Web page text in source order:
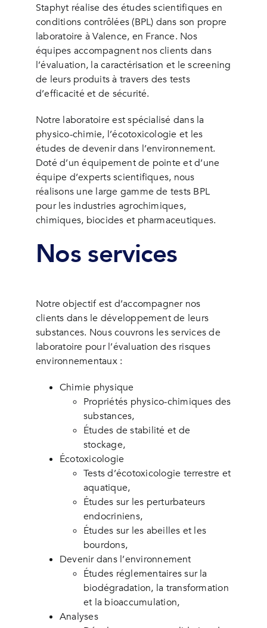
Staphyt réalise des études scientifiques en
conditions contrôlées (BPL) dans son propre
laboratoire à Valence, en France. Nos
équipes accompagnent nos clients dans
l’évaluation, la caractérisation et le screening
de leurs produits à travers des tests
d’efficacité et de sécurité.
Notre laboratoire est spécialisé dans la
physico-chimie, l’écotoxicologie et les
études de devenir dans l’environnement.
Doté d’un équipement de pointe et d’une
équipe d’experts scientifiques, nous
réalisons une large gamme de tests BPL
pour les industries agrochimiques,
chimiques, biocides et pharmaceutiques.
Nos services
Notre objectif est d’accompagner nos
clients dans le développement de leurs
substances. Nous couvrons les services de
laboratoire pour l’évaluation des risques
environnementaux :
Chimie physique
Propriétés physico-chimiques des
substances,
Études de stabilité et de
stockage,
Écotoxicologie
Tests d’écotoxicologie terrestre et
aquatique,
Études sur les perturbateurs
endocriniens,
Études sur les abeilles et les
bourdons,
Devenir dans l’environnement
Études réglementaires sur la
biodégradation, la transformation
et la bioaccumulation,
Analyses